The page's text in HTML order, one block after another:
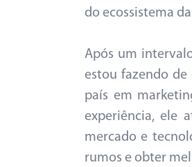
do ecossistema
Após um
estou fazendo de
país em
experiência, ele
mercado e
rumos e obter